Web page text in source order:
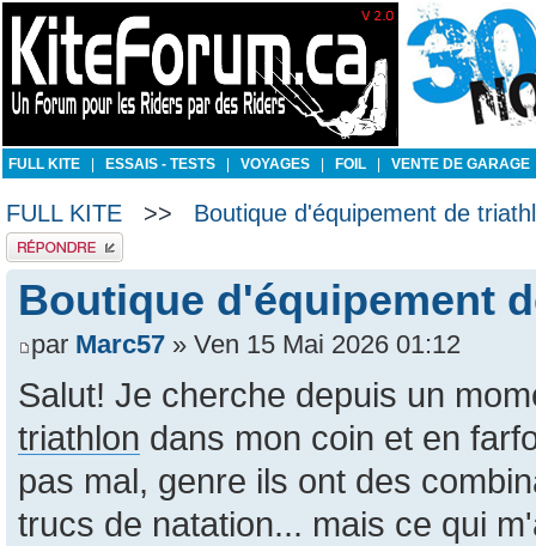
FULL KITE ESSAIS - TESTS VOYAGES FOIL VENTE DE GARAGE
FULL KITE >> Boutique d'équipement de
Publier une réponse
Boutique d'équipement
par Marc57 » Ven 15 Mai 2026 01:12
Salut! Je cherche depuis un
triathlon dans mon coin et en
pas mal, genre ils ont des
trucs de natation... mais ce qui